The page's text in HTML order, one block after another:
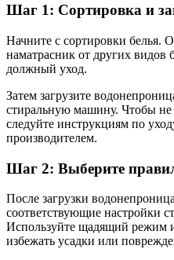
Шаг 1: Сортировка и
Начните с сортировки белья.
наматрасник от других видов
должный уход.
Затем загрузите
стиральную машину. Чтобы не
следуйте инструкциям по
производителем.
Шаг 2: Выберите
После загрузки
соответствующие настройки
Используйте щадящий режим
избежать усадки или